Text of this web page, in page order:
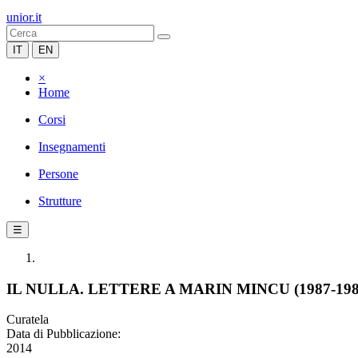
unior.it
IT EN
×
Home
Corsi
Insegnamenti
Persone
Strutture
☰
IL NULLA. LETTERE A MARIN MINCU (1987-
Curatela
Data di Pubblicazione:
2014